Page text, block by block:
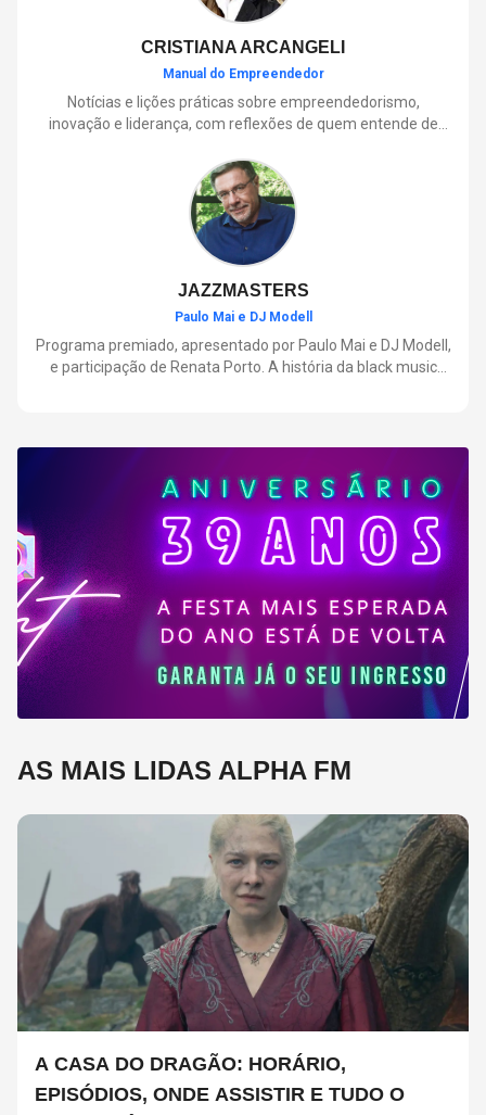
CRISTIANA ARCANGELI
Manual do Empreendedor
Notícias e lições práticas sobre empreendedorismo,
inovação e liderança, com reflexões de quem entende de
JAZZMASTERS
Paulo Mai e DJ Modell
Programa premiado, apresentado por Paulo Mai e DJ Modell,
e participação de Renata Porto. A história da black music
AS MAIS LIDAS ALPHA FM
A CASA DO DRAGÃO: HORÁRIO,
EPISÓDIOS, ONDE ASSISTIR E TUDO O